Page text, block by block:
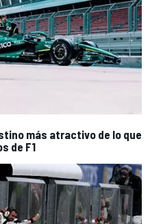
más atractivo de lo que
de F1